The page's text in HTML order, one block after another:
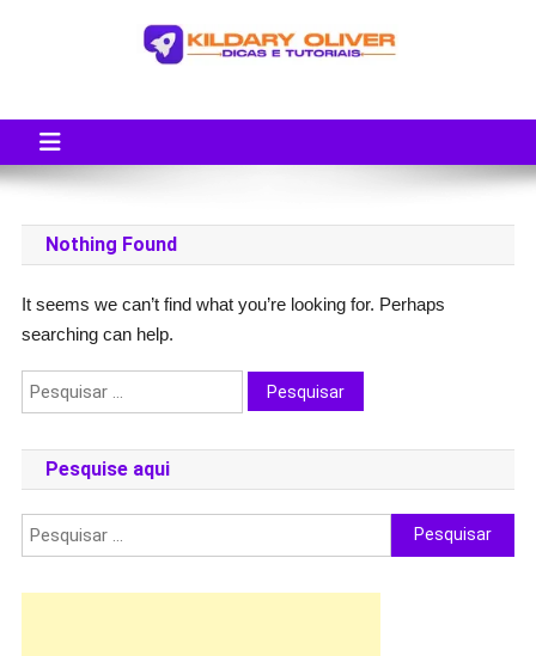
Nothing Found
It seems we can’t find what you’re looking for. Perhaps
searching can help.
Pesquisar
por:
Pesquise aqui
Pesquisar
por: